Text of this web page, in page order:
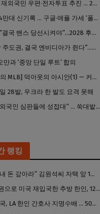
동포청, 재외국민 우편·전자투표 추진 … 2028년 도입 목표
삼성 144만대 신기록 … 구글·애플 가세 ‘폴더블 대전’ 열린다
트럼프 “결국 밴스 당선시켜야”…2028 후계 구도 힘 싣나
“AI 시장 주도권, 결국 엔비디아가 쥔다”…모건스탠리 장담
만과 ‘중앙 단일 루트’ 합의
[석승환의 MLB] 덕아웃의 아시안(1) — 커트 스즈키가 우리에게 묻는 것
28발, 우크라 한 발도 요격 못해
[충격] “외국인 심판들에 성접대” … 쑥대밭된 축협 어디까지 추락하나
랭킹
[화제] “내 돈 갚아라” 김원석씨 자택 앞 1인 광대 시위 … 한인 투자사, “108만 달러 못받아”
위조여권으로 미국 재입국한 추방 한인, 120만 달러 은행 사기 행각
연방 당국, LA 한인 간호사 지명수배 … 500만 달러 메디캐어 사기, 선고 직전 한국 도주